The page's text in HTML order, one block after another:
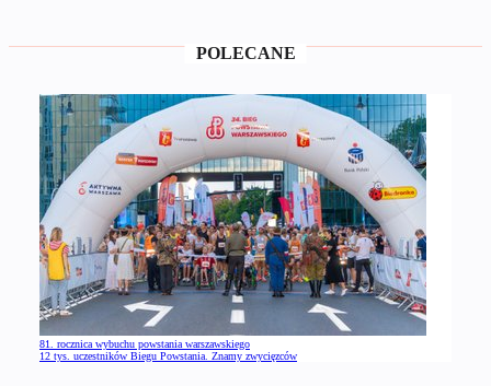
POLECANE
81. rocznica wybuchu powstania warszawskiego
12 tys. uczestników Biegu Powstania. Znamy zwycięzców